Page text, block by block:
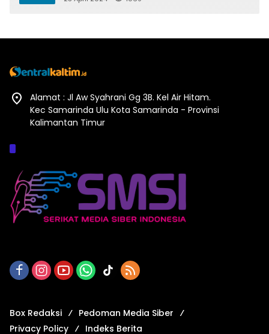
Alamat : Jl Aw Syahrani Gg 3B. Kel Air Hitam.
Kec Samarinda Ulu Kota Samarinda - Provinsi
Kalimantan Timur
Box Redaksi
Pedoman Media Siber
Privacy Policy
Indeks Berita